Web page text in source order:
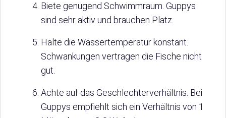
Biete genügend Schwimmraum. Guppys
sind sehr aktiv und brauchen Platz.
Halte die Wassertemperatur konstant.
Schwankungen vertragen die Fische nicht
gut.
Achte auf das Geschlechterverhältnis. Bei
Guppys empfiehlt sich ein Verhältnis von 1